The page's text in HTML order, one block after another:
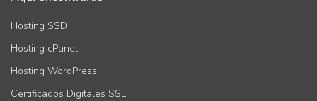
Hosting SSD
Hosting cPanel
Hosting WordPress
Certificados Digitales SSL